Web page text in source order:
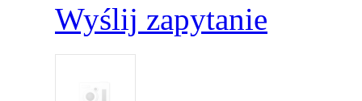
Wyślij zapytanie